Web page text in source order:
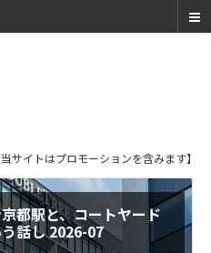
当サイトはプロモーションを含みます】
都駅と、コートヤード
話し 2026-07